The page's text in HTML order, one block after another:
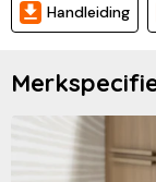
Handleiding